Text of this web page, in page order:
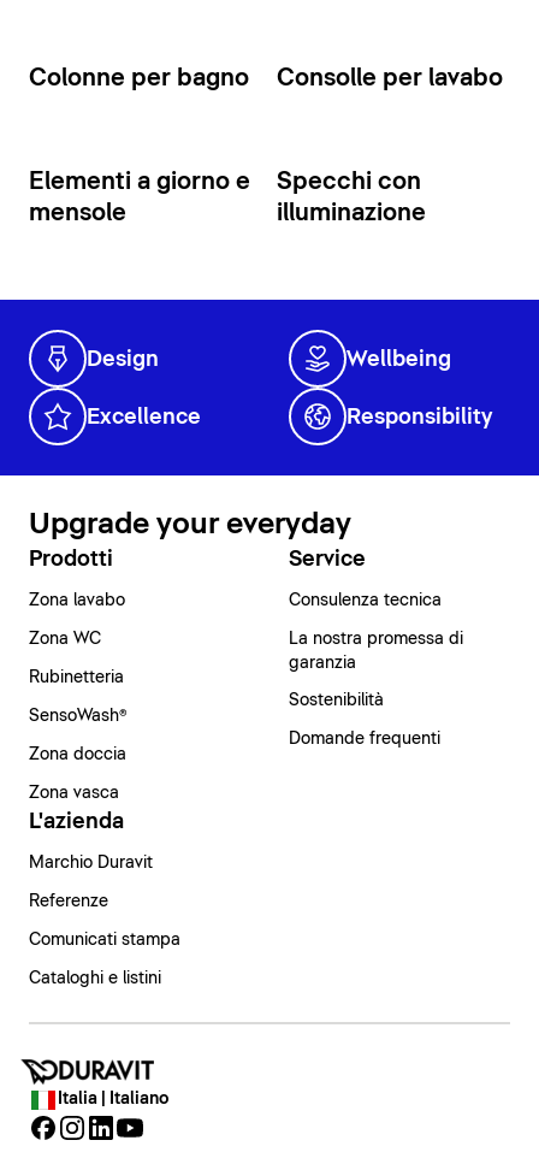
Colonne per bagno Consolle per lavabo
Elementi a giorno e
mensole
Specchi con
illuminazione
Design Wellbeing
Excellence Responsibility
Upgrade your everyday
Prodotti
Zona lavabo
Zona WC
Rubinetteria
SensoWash®
Zona doccia
Zona vasca
Service
Consulenza tecnica
La nostra promessa di
garanzia
Sostenibilità
Domande frequenti
L'azienda
Marchio Duravit
Referenze
Comunicati stampa
Cataloghi e listini
Italia | Italiano